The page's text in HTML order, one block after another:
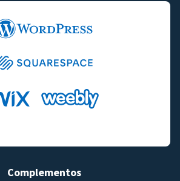
Complementos